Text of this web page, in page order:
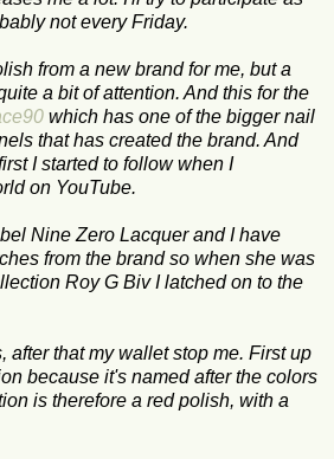
not every Friday.
from a new brand for me, but a
a bit of attention. And this for the
which has one of the bigger nail
that has created the brand. And
I started to follow when I
on YouTube.
Nine Zero Lacquer and I have
from the brand so when she was
Roy G Biv I latched on to the
after that my wallet stop me. First up
because it's named after the colors
is therefore a red polish, with a